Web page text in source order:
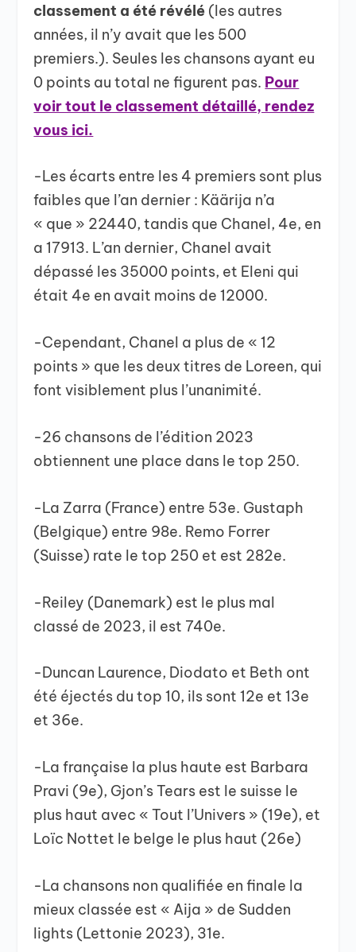
classement a été révélé (les autres
années, il n’y avait que les 500
premiers.). Seules les chansons ayant eu
0 points au total ne figurent pas. Pour
voir tout le classement détaillé, rendez
vous ici.
-Les écarts entre les 4 premiers sont plus
faibles que l’an dernier : Käärija n’a
« que » 22440, tandis que Chanel, 4e, en
a 17913. L’an dernier, Chanel avait
dépassé les 35000 points, et Eleni qui
était 4e en avait moins de 12000.
-Cependant, Chanel a plus de « 12
points » que les deux titres de Loreen, qui
font visiblement plus l’unanimité.
-26 chansons de l’édition 2023
obtiennent une place dans le top 250.
-La Zarra (France) entre 53e. Gustaph
(Belgique) entre 98e. Remo Forrer
(Suisse) rate le top 250 et est 282e.
-Reiley (Danemark) est le plus mal
classé de 2023, il est 740e.
-Duncan Laurence, Diodato et Beth ont
été éjectés du top 10, ils sont 12e et 13e
et 36e.
-La française la plus haute est Barbara
Pravi (9e), Gjon’s Tears est le suisse le
plus haut avec « Tout l’Univers » (19e), et
Loïc Nottet le belge le plus haut (26e)
-La chansons non qualifiée en finale la
mieux classée est « Aija » de Sudden
lights (Lettonie 2023), 31e.